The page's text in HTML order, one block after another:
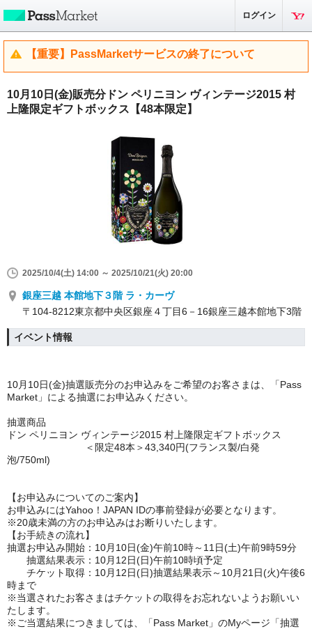
ログイン
【重要】PassMarketサービスの終了について
10月10日(金)販売分ドン ペリニヨン ヴィンテージ2015 村
上隆限定ギフトボックス【48本限定】
2025/10/4(土) 14:00 ～ 2025/10/21(火) 20:00
銀座三越 本館地下３階 ラ・カーヴ
〒104‐8212東京都中央区銀座４丁目6－16銀座三越本館地下3階
イベント情報
10月10日(金)抽選販売分のお申込みをご希望のお客さまは、「Pass
Market 」による抽選にお申込みください。
抽選商品
ドン ペリニヨン ヴィンテージ2015 村上隆限定ギフトボックス
＜限定48本＞43,340円(フランス製/白発
泡/750ml)
【お申込みについてのご案内】
お申込みにはYahoo ！ JAPAN IDの事前登録が必要となります。
※20歳未満の方のお申込みはお断りいたします。
【お手続きの流れ】
抽選お申込み開始： 10月10日(金)午前10時～11日(土)午前9時59分
抽選結果表示： 10月12日(日)午前10時頃予定
チケット取得： 10月12日(日)抽選結果表示～ 10月21日(火)午後6
時まで
※当選されたお客さまはチケットの取得をお忘れないようお願いい
たします。
※ご当選結果につきましては、「Pass Market 」のMyページ「抽選